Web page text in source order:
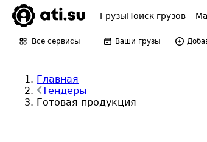
ГрузыПоиск грузов
Все сервисы Ваши грузы
Главная
Тендеры
Готовая продукция